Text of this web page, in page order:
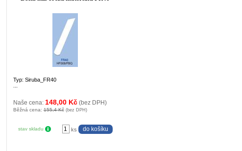
Typ: Siruba_FR40
Naše cena: 148,00 Kč (bez DPH)
Běžná cena:155,4 Kč (bez DPH)
stav skladu ks